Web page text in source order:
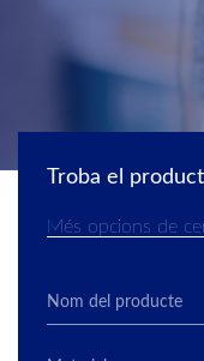
Troba el
Més opcions de